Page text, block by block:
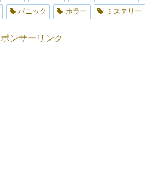
パニック ホラー ミステリー
ンサーリンク